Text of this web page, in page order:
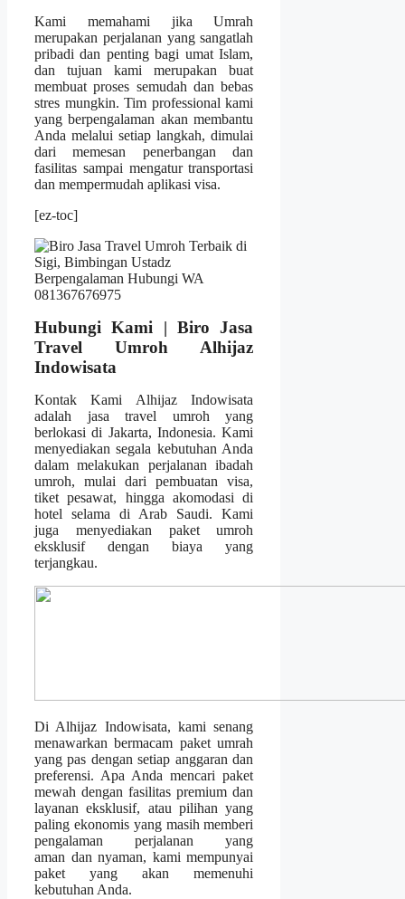
Kami memahami jika Umrah
merupakan perjalanan yang sangatlah
pribadi dan penting bagi umat Islam,
dan tujuan kami merupakan buat
membuat proses semudah dan bebas
stres mungkin. Tim professional kami
yang berpengalaman akan membantu
Anda melalui setiap langkah, dimulai
dari memesan penerbangan dan
fasilitas sampai mengatur transportasi
dan mempermudah aplikasi visa.
[ez-toc]
Hubungi Kami | Biro Jasa
Travel Umroh Alhijaz
Indowisata
Kontak Kami Alhijaz Indowisata
adalah jasa travel umroh yang
berlokasi di Jakarta, Indonesia. Kami
menyediakan segala kebutuhan Anda
dalam melakukan perjalanan ibadah
umroh, mulai dari pembuatan visa,
tiket pesawat, hingga akomodasi di
hotel selama di Arab Saudi. Kami
juga menyediakan paket umroh
eksklusif dengan biaya yang
terjangkau.
Di Alhijaz Indowisata, kami senang
menawarkan bermacam paket umrah
yang pas dengan setiap anggaran dan
preferensi. Apa Anda mencari paket
mewah dengan fasilitas premium dan
layanan eksklusif, atau pilihan yang
paling ekonomis yang masih memberi
pengalaman perjalanan yang
aman dan nyaman, kami mempunyai
paket yang akan memenuhi
kebutuhan Anda.